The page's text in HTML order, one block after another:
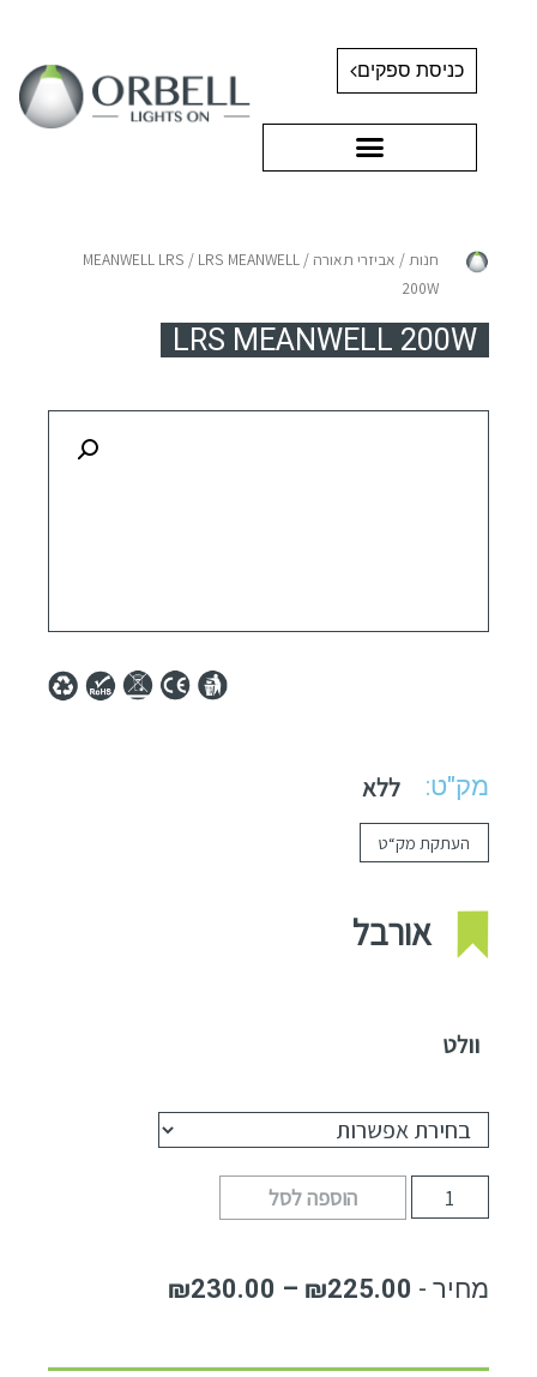
כניסת ספקים
חנות / אביזרי תאורה /
MEANWELL LRS / LRS MEANWELL
200W
LRS MEANWELL 200W
מק"ט: ללא
העתקת מק“ט
אורבל
וולט
הוספה לסל
₪225.00
–
₪230.00